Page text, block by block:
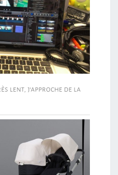
lent, j’approche de la